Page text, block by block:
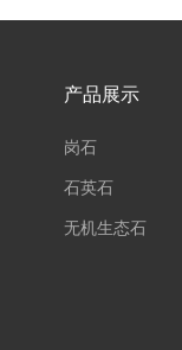
产品展示
岗石
石英石
无机生态石